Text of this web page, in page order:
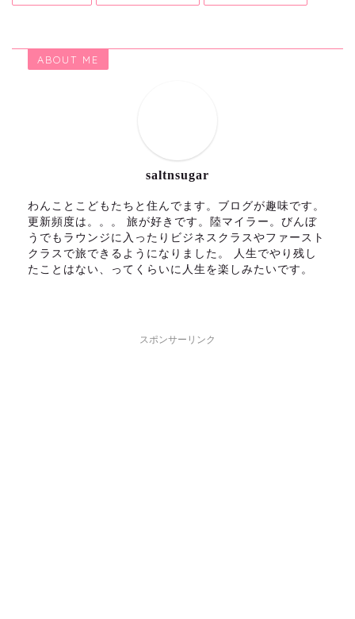
ABOUT ME
saltnsugar
わんことこどもたちと住んでます。ブログが趣味です。
更新頻度は。。。 旅が好きです。陸マイラー。びんぼ
うでもラウンジに入ったりビジネスクラスやファースト
クラスで旅できるようになりました。 人生でやり残し
たことはない、ってくらいに人生を楽しみたいです。
スポンサーリンク